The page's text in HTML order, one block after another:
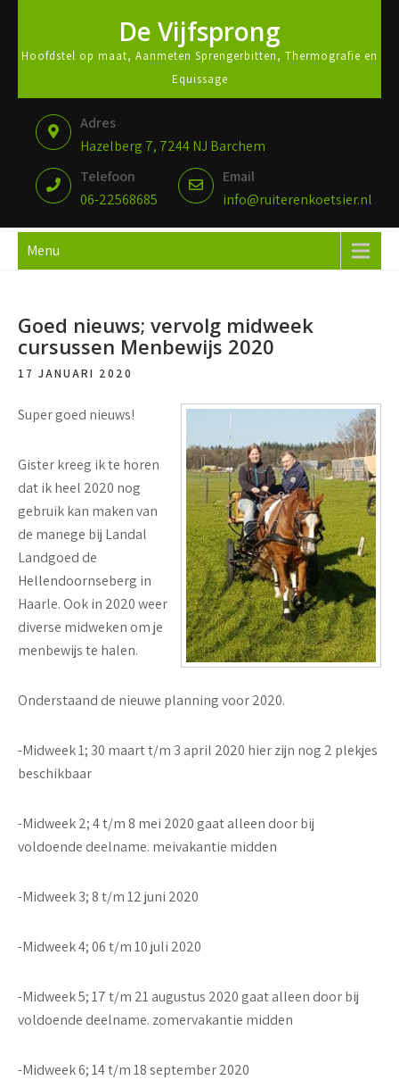
De Vijfsprong
Hoofdstel op maat, Aanmeten Sprengerbitten, Thermografie en
Equissage
Adres
Hazelberg 7, 7244 NJ Barchem
Telefoon
06-22568685
Email
info@ruiterenkoetsier.nl
Menu
Goed nieuws; vervolg midweek
cursussen Menbewijs 2020
17 JANUARI 2020
Super goed nieuws!
Gister kreeg ik te horen
dat ik heel 2020 nog
gebruik kan maken van
de manege bij Landal
Landgoed de
Hellendoornseberg in
Haarle. Ook in 2020 weer
diverse midweken om je
menbewijs te halen.
Onderstaand de nieuwe planning voor 2020.
-Midweek 1; 30 maart t/m 3 april 2020 hier zijn nog 2 plekjes
beschikbaar
-Midweek 2; 4 t/m 8 mei 2020 gaat alleen door bij
voldoende deelname. meivakantie midden
-Midweek 3; 8 t/m 12 juni 2020
-Midweek 4; 06 t/m 10 juli 2020
-Midweek 5; 17 t/m 21 augustus 2020 gaat alleen door bij
voldoende deelname. zomervakantie midden
-Midweek 6; 14 t/m 18 september 2020